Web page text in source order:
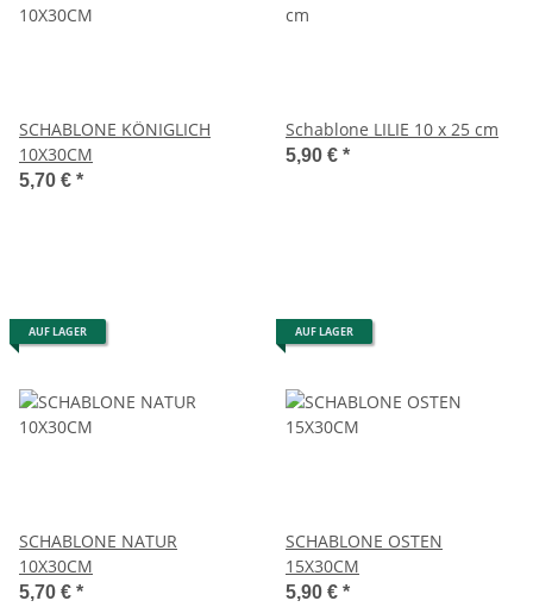
SCHABLONE KÖNIGLICH
10X30CM
5,70 € *
Schablone LILIE 10 x 25 cm
5,90 € *
AUF LAGER
SCHABLONE NATUR
10X30CM
5,70 € *
AUF LAGER
SCHABLONE OSTEN
15X30CM
5,90 € *